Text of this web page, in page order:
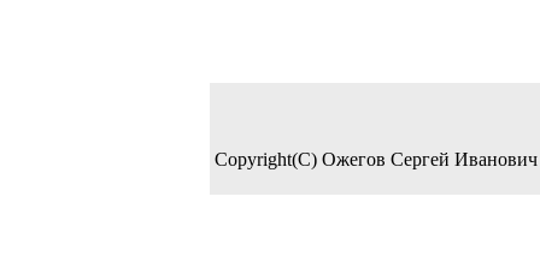
Copyright(C) Ожегов Сергей Иванович